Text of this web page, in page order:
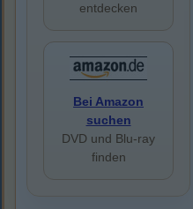
entdecken
Bei Amazon
suchen
DVD und Blu-ray
finden